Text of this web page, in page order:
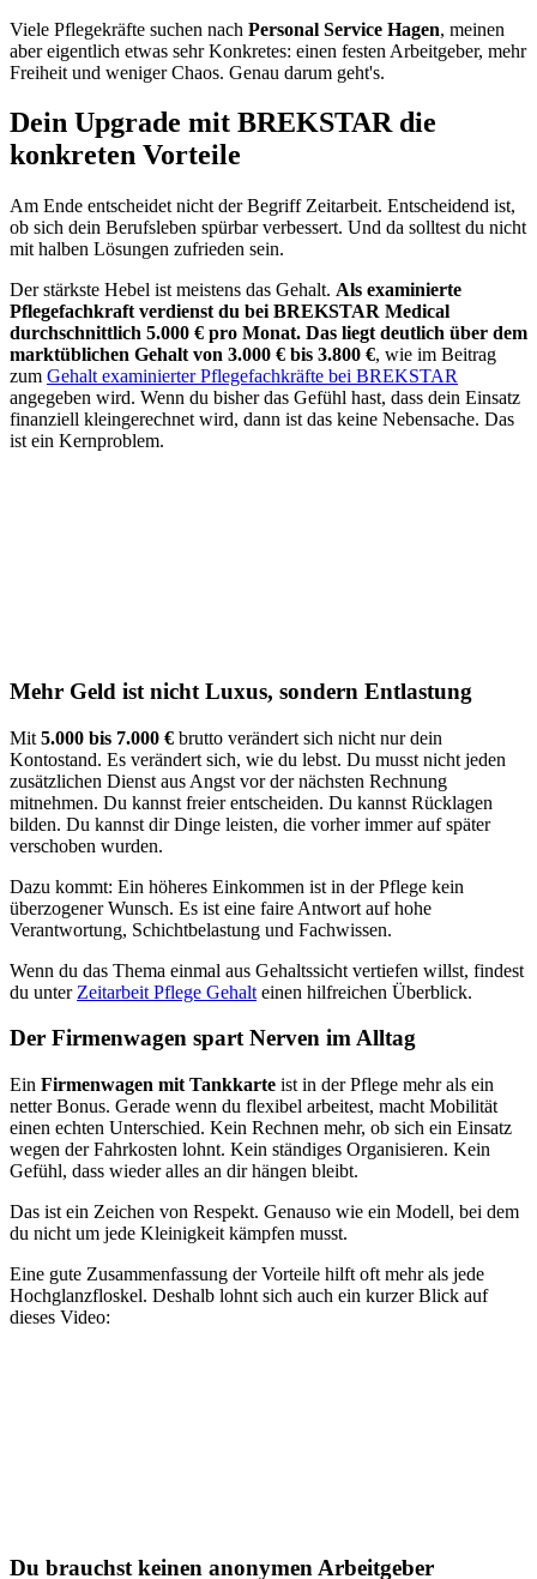
Viele Pflegekräfte suchen nach Personal Service Hagen, meinen
aber eigentlich etwas sehr Konkretes: einen festen Arbeitgeber, mehr
Freiheit und weniger Chaos. Genau darum geht's.
Dein Upgrade mit BREKSTAR die
konkreten Vorteile
Am Ende entscheidet nicht der Begriff Zeitarbeit. Entscheidend ist,
ob sich dein Berufsleben spürbar verbessert. Und da solltest du nicht
mit halben Lösungen zufrieden sein.
Der stärkste Hebel ist meistens das Gehalt. Als examinierte
Pflegefachkraft verdienst du bei BREKSTAR Medical
durchschnittlich 5.000 € pro Monat. Das liegt deutlich über dem
marktüblichen Gehalt von 3.000 € bis 3.800 €, wie im Beitrag
zum Gehalt examinierter Pflegefachkräfte bei BREKSTAR
angegeben wird. Wenn du bisher das Gefühl hast, dass dein Einsatz
finanziell kleingerechnet wird, dann ist das keine Nebensache. Das
ist ein Kernproblem.
Mehr Geld ist nicht Luxus, sondern Entlastung
Mit 5.000 bis 7.000 € brutto verändert sich nicht nur dein
Kontostand. Es verändert sich, wie du lebst. Du musst nicht jeden
zusätzlichen Dienst aus Angst vor der nächsten Rechnung
mitnehmen. Du kannst freier entscheiden. Du kannst Rücklagen
bilden. Du kannst dir Dinge leisten, die vorher immer auf später
verschoben wurden.
Dazu kommt: Ein höheres Einkommen ist in der Pflege kein
überzogener Wunsch. Es ist eine faire Antwort auf hohe
Verantwortung, Schichtbelastung und Fachwissen.
Wenn du das Thema einmal aus Gehaltssicht vertiefen willst, findest
du unter Zeitarbeit Pflege Gehalt einen hilfreichen Überblick.
Der Firmenwagen spart Nerven im Alltag
Ein Firmenwagen mit Tankkarte ist in der Pflege mehr als ein
netter Bonus. Gerade wenn du flexibel arbeitest, macht Mobilität
einen echten Unterschied. Kein Rechnen mehr, ob sich ein Einsatz
wegen der Fahrkosten lohnt. Kein ständiges Organisieren. Kein
Gefühl, dass wieder alles an dir hängen bleibt.
Das ist ein Zeichen von Respekt. Genauso wie ein Modell, bei dem
du nicht um jede Kleinigkeit kämpfen musst.
Eine gute Zusammenfassung der Vorteile hilft oft mehr als jede
Hochglanzfloskel. Deshalb lohnt sich auch ein kurzer Blick auf
dieses Video:
Du brauchst keinen anonymen Arbeitgeber